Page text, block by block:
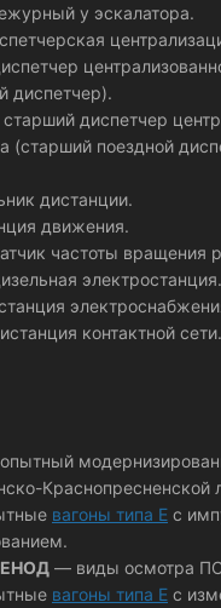
у эскалатора.
диспетчер).
диспетчер
(старший поездной
дистанции.
движения.
частоты вращения
электростанция.
контактной сети.
Краснопресненской
вагоны типа Е с
ЕНОД — виды осмотра
вагоны типа Е с